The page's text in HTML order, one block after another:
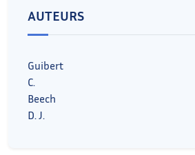
AUTEURS
Guibert
C.
Beech
D. J.